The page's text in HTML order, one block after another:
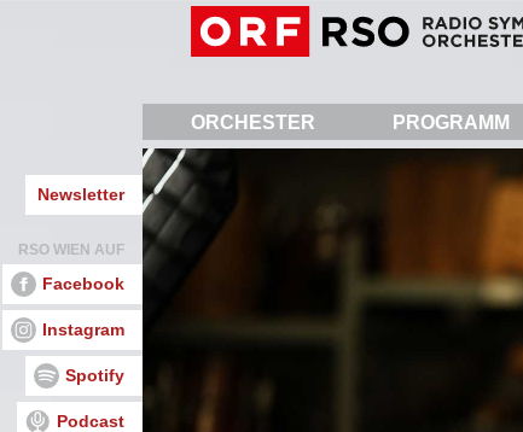
ORCHESTER PROGRAMM
Newsletter
RSO WIEN AUF
Facebook
Instagram
Spotify
Podcast